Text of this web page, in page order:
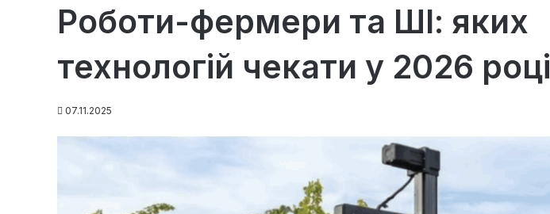
Роботи-фермери та ШІ: яких
технологій чекати у 2026 році
07.11.2025